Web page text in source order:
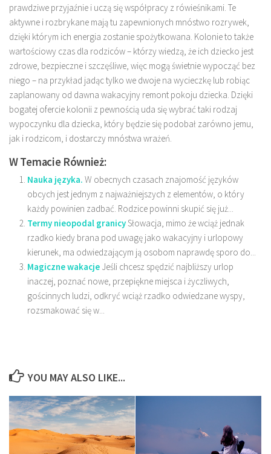
prawdziwe przyjaźnie i uczą się współpracy z rówieśnikami. Te
aktywne i rozbrykane mają tu zapewnionych mnóstwo rozrywek,
dzięki którym ich energia zostanie spożytkowana. Kolonie to także
wartościowy czas dla rodziców – którzy wiedzą, że ich dziecko jest
zdrowe, bezpieczne i szczęśliwe, więc mogą świetnie wypocząć bez
niego – na przykład jadąc tylko we dwoje na wycieczkę lub robiąc
zaplanowany od dawna wakacyjny remont pokoju dziecka. Dzięki
bogatej ofercie kolonii z pewnością uda się wybrać taki rodzaj
wypoczynku dla dziecka, który będzie się podobał zarówno jemu,
jak i rodzicom, i dostarczy mnóstwa wrażeń.
W Temacie Również:
Nauka języka. W obecnych czasach znajomość języków
obcych jest jednym z najważniejszych z elementów, o który
każdy powinien zadbać. Rodzice powinni skupić się już...
Termy nieopodal granicySłowacja, mimo że wciąż jednak
rzadko kiedy brana pod uwagę jako wakacyjny i urlopowy
kierunek, ma odwiedzającym ją osobom naprawdę sporo do...
Magiczne wakacje Jeśli chcesz spędzić najbliższy urlop
inaczej, poznać nowe, przepiękne miejsca i życzliwych,
gościnnych ludzi, odkryć wciąż rzadko odwiedzane wyspy,
rozsmakować się w...
YOU MAY ALSO LIKE...